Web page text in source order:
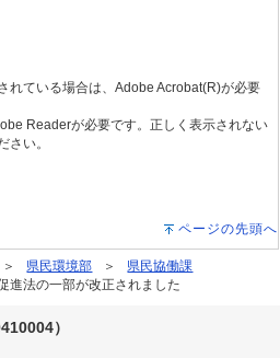
れている場合は、Adobe Acrobat(R)が必要
Readerが必要です。正しく表示されない
さい。
ページの先頭へ
県民環境部
県民協働課
進法の一部が改正されました
）